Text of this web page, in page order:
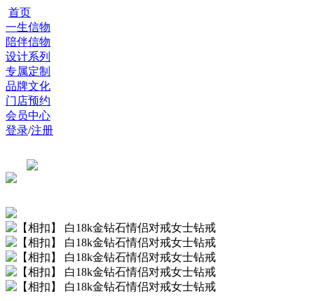
首页
一生信物
陪伴信物
设计系列
专属定制
品牌文化
门店预约
会员中心
登录/注册